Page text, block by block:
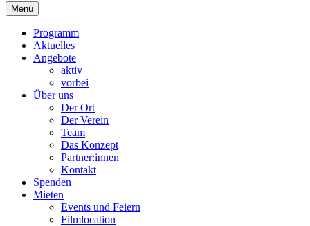
Primäres
Menü
Menü
Programm
Aktuelles
Angebote
aktiv
vorbei
Über uns
Der Ort
Der Verein
Team
Das Konzept
Partner:innen
Kontakt
Spenden
Mieten
Events und Feiern
Filmlocation